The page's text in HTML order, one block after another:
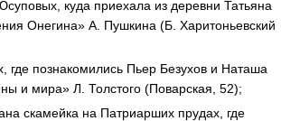
куда приехала из деревни Татьяна
Онегина» А. Пушкина (Б. Харитоньевский
где познакомились Пьер Безухов и Наташа
и мира» Л. Толстого (Поварская, 52);
скамейка на Патриарших прудах, где